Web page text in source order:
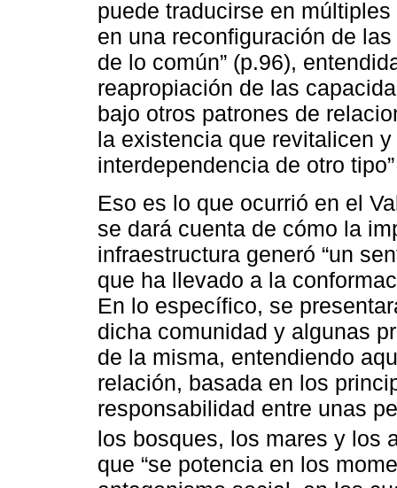
puede traducirse en
en una reconfiguración de
de lo común” (p.96),
reapropiación de las
bajo otros patrones de
la existencia que revitalicen
interdependencia de otro
Eso es lo que ocurrió en el
se dará cuenta de cómo la
infraestructura generó “un
que ha llevado a la
En lo específico, se
dicha comunidad y algunas
de la misma, entendiendo
relación, basada en los
responsabilidad entre unas
los bosques, los mares y los
que “se potencia en los